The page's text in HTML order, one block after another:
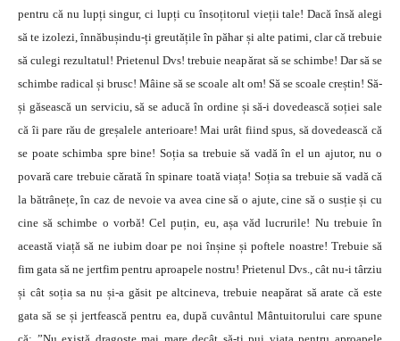
pentru că nu lupți singur, ci lupți cu însoțitorul vieții tale! Dacă însă alegi
să te izolezi, înnăbușindu-ți greutățile în păhar și alte patimi, clar că trebuie
să culegi rezultatul! Prietenul Dvs! trebuie neapărat să se schimbe! Dar să se
schimbe radical și brusc! Mâine să se scoale alt om! Să se scoale creștin! Să-
și găsească un serviciu, să se aducă în ordine și să-i dovedească soției sale
că îi pare rău de greșalele anterioare! Mai urât fiind spus, să dovedească că
se poate schimba spre bine! Soția sa trebuie să vadă în el un ajutor, nu o
povară care trebuie cărată în spinare toată viața! Soția sa trebuie să vadă că
la bătrânețe, în caz de nevoie va avea cine să o ajute, cine să o susție și cu
cine să schimbe o vorbă! Cel puțin, eu, așa văd lucrurile! Nu trebuie în
această viață să ne iubim doar pe noi înșine și poftele noastre! Trebuie să
fim gata să ne jertfim pentru aproapele nostru! Prietenul Dvs., cât nu-i târziu
și cât soția sa nu și-a găsit pe altcineva, trebuie neapărat să arate că este
gata să se și jertfească pentru ea, după cuvântul Mântuitorului care spune